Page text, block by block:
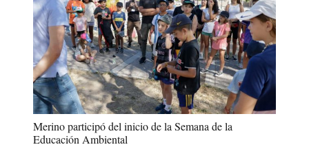
Merino participó del inicio de la Semana de la
Educación Ambiental